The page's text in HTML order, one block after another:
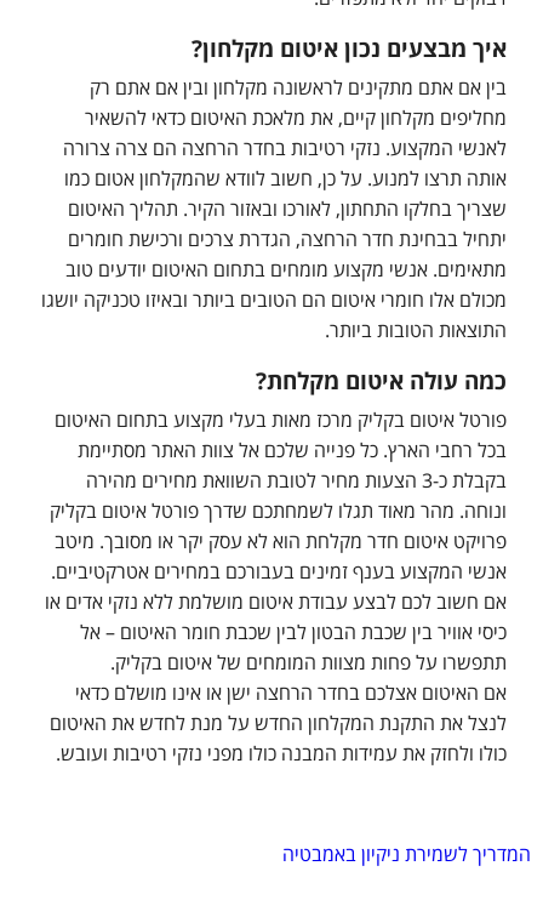
איך מבצעים נכון איטום מקלחון?
בין אם אתם מתקינים לראשונה מקלחון ובין אם אתם רק
מחליפים מקלחון קיים, את מלאכת האיטום כדאי להשאיר
לאנשי המקצוע. נזקי רטיבות בחדר הרחצה הם צרה צרורה
אותה תרצו למנוע. על כן, חשוב לוודא שהמקלחון אטום כמו
שצריך בחלקו התחתון, לאורכו ובאזור הקיר. תהליך האיטום
יתחיל בבחינת חדר הרחצה, הגדרת צרכים ורכישת חומרים
מתאימים. אנשי מקצוע מומחים בתחום האיטום יודעים טוב
מכולם אלו חומרי איטום הם הטובים ביותר ובאיזו טכניקה יושגו
התוצאות הטובות ביותר.
כמה עולה איטום מקלחת?
פורטל איטום בקליק מרכז מאות בעלי מקצוע בתחום האיטום
בכל רחבי הארץ. כל פנייה שלכם אל צוות האתר מסתיימת
בקבלת כ-3 הצעות מחיר לטובת השוואת מחירים מהירה
ונוחה. מהר מאוד תגלו לשמחתכם שדרך פורטל איטום בקליק
פרויקט איטום חדר מקלחת הוא לא עסק יקר או מסובך. מיטב
אנשי המקצוע בענף זמינים בעבורכם במחירים אטרקטיביים.
אם חשוב לכם לבצע עבודת איטום מושלמת ללא נזקי אדים או
כיסי אוויר בין שכבת הבטון לבין שכבת חומר האיטום – אל
תתפשרו על פחות מצוות המומחים של איטום בקליק.
אם האיטום אצלכם בחדר הרחצה ישן או אינו מושלם כדאי
לנצל את התקנת המקלחון החדש על מנת לחדש את האיטום
כולו ולחזק את עמידות המבנה כולו מפני נזקי רטיבות ועובש.
המדריך לשמירת ניקיון באמבטיה